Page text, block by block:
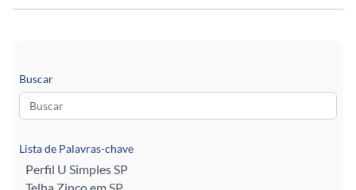
Buscar
Lista de Palavras-chave
Perfil U Simples SP